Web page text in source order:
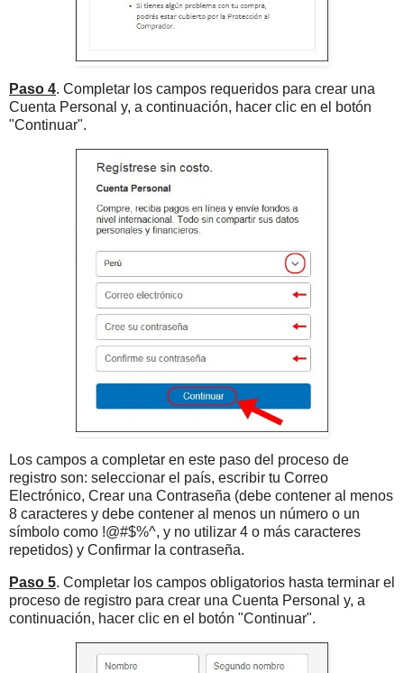
Paso 4. Completar los campos requeridos para crear una
Cuenta Personal y, a continuación, hacer clic en el botón
"Continuar".
Los campos a completar en este paso del proceso de
registro son: seleccionar el país, escribir tu Correo
Electrónico, Crear una Contraseña (debe contener al menos
8 caracteres y debe contener al menos un número o un
símbolo como !@#$%^, y no utilizar 4 o más caracteres
repetidos) y Confirmar la contraseña.
Paso 5. Completar los campos obligatorios hasta terminar el
proceso de registro para crear una Cuenta Personal y, a
continuación, hacer clic en el botón "Continuar".